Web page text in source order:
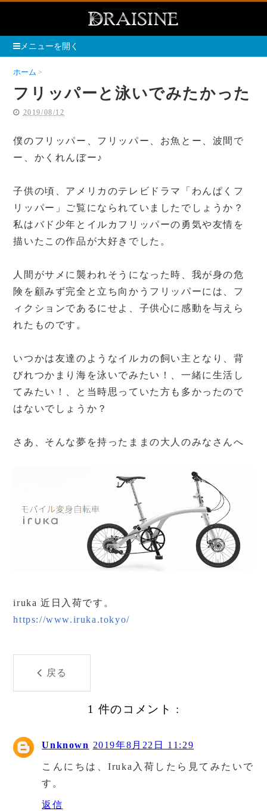
メニューを開く
ホーム
フリッパーと泳いでみたかった
2019/08/12
僕のフリッパー、フリッパー、お魚とー、波間で
ー、かくれんぼー♪
子供の頃、アメリカのテレビドラマ「わんぱくフ
リッパー」ご覧になられていましたでしょうか？
私はバド少年とイルカフリッパーの勇気や友情を
描いたこの作品が大好きでした。
人間がサメに襲われそうになった時、我が身の危
険を顧みず完全と立ち向かうフリッパーには、フ
ィクションであるにせよ、子供心に感動を与えら
れたものです。
いつかは友達のようなイルカの飼い主となり、背
びれつかまり海を泳いでみたい！、一緒に生活し
てみたい！、と当時思っていた方も多かったので
はないでしょうか？
さあ、そんな夢を持ったままの大人のみなさんへ
iruka 近日入荷です。
https://www.iruka.tokyo/
戻る
1 件のコメント :
Unknown 2019年8月22日 11:29
こんにちは、Iruka入荷したら見てみたいで
す。
返信